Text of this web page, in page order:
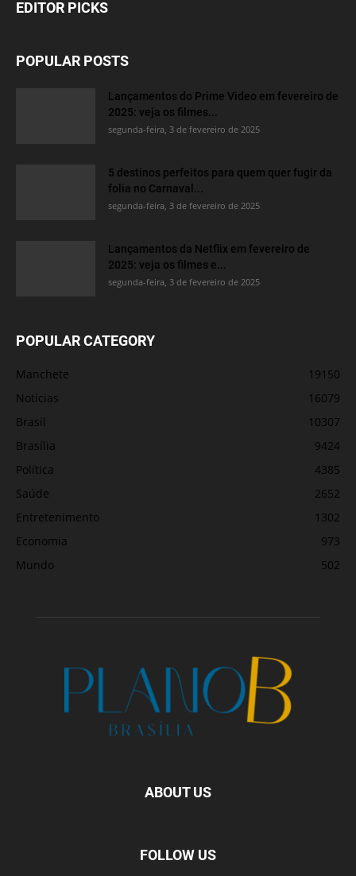
EDITOR PICKS
POPULAR POSTS
Lançamentos do Prime Video em fevereiro de
2025: veja os filmes...
segunda-feira, 3 de fevereiro de 2025
5 destinos perfeitos para quem quer fugir da
folia no Carnaval...
segunda-feira, 3 de fevereiro de 2025
Lançamentos da Netflix em fevereiro de
2025: veja os filmes e...
segunda-feira, 3 de fevereiro de 2025
POPULAR CATEGORY
Manchete
19150
Notícias
16079
Brasil
10307
Brasília
9424
Política
4385
Saúde
2652
Entretenimento
1302
Economia
973
Mundo
502
ABOUT US
FOLLOW US